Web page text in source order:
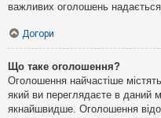
важливих оголошень надається
Догори
Що таке оголошення?
Оголошення найчастіше
який ви переглядаєте в даний
якнайшвидше. Оголошення